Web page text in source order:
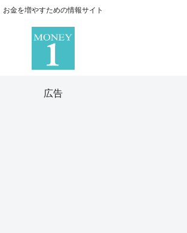
お金を増やすための情報サイト
広告